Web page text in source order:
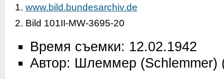
1. www.bild.bundesarchiv.de
2. Bild 101II-MW-3695-20
Время съемки: 12.02.1942
Автор: Шлеммер (Schlemmer)